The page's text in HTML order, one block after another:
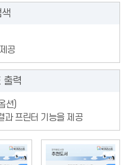
공
출력
션)
과 프린터 기능을 제공